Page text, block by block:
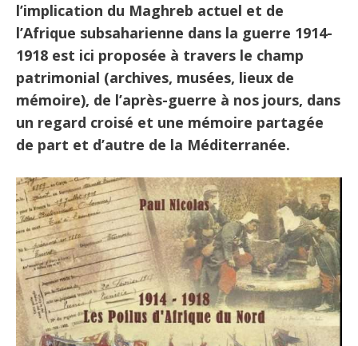
l’implication du Maghreb actuel et de
l’Afrique subsaharienne dans la guerre 1914-
1918 est ici proposée à travers le champ
patrimonial (archives, musées, lieux de
mémoire), de l’après-guerre à nos jours, dans
un regard croisé et une mémoire partagée
de part et d’autre de la Méditerranée.